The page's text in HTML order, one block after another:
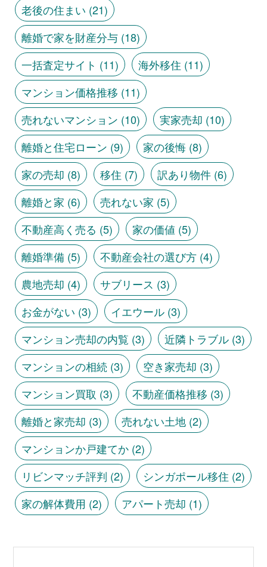
老後の住まい (21)
離婚で家を財産分与(18)
一括査定サイト (11) 海外移住 (11)
マンション価格推移 (11)
売れないマンション (10) 実家売却 (10)
離婚と住宅ローン (9) 家の後悔(8)
家の売却 (8) 移住 (7) 訳あり物件(6)
離婚と家 (6) 売れない家 (5)
不動産高く売る (5) 家の価値 (5)
離婚準備(5) 不動産会社の選び方(4)
農地売却 (4) サブリース (3)
お金がない (3) イエウール(3)
マンション売却の内覧 (3) 近隣トラブル(3)
マンションの相続(3) 空き家売却 (3)
マンション買取 (3) 不動産価格推移 (3)
離婚と家売却 (3) 売れない土地(2)
マンションか戸建てか(2)
リビンマッチ評判 (2) シンガポール移住 (2)
家の解体費用 (2) アパート売却 (1)